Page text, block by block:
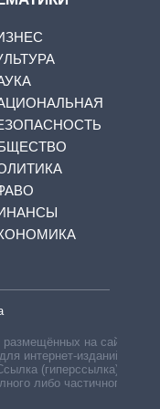
на сайте,
интернет-изданий —
(гиперссылка)
либо частичного